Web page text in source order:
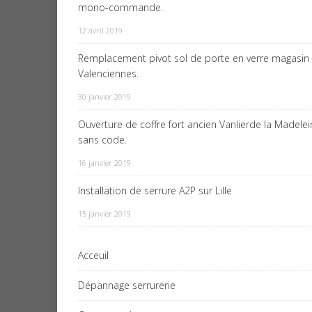
mono-commande.
12 avril 2019
Remplacement pivot sol de porte en verre magasin
Valenciennes.
30 janvier 2019
Ouverture de coffre fort ancien Vanlierde la
sans code.
16 janvier 2019
Installation de serrure A2P sur Lille
15 janvier 2019
Acceuil
Dépannage serrurerie